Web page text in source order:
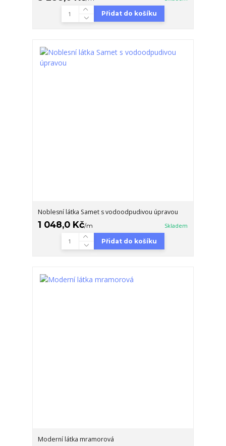
Přidat do košíku
Noblesní látka Samet s vodoodpudivou úpravou
1 048,0 Kč/m Skladem
Přidat do košíku
Moderní látka mramorová